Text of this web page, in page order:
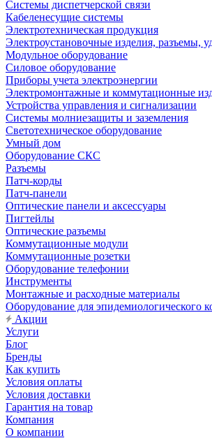
Системы диспетчерской связи
Кабеленесущие системы
Электротехническая продукция
Электроустановочные изделия, разъемы,
Модульное оборудование
Силовое оборудование
Приборы учета электроэнергии
Электромонтажные и коммутационные
Устройства управления и сигнализации
Системы молниезащиты и заземления
Светотехническое оборудование
Умный дом
Оборудование СКС
Разъемы
Патч-корды
Патч-панели
Оптические панели и аксессуары
Пигтейлы
Оптические разъемы
Коммутационные модули
Коммутационные розетки
Оборудование телефонии
Инструменты
Монтажные и расходные материалы
Оборудование для эпидемиологического
Акции
Услуги
Блог
Бренды
Как купить
Условия оплаты
Условия доставки
Гарантия на товар
Компания
О компании